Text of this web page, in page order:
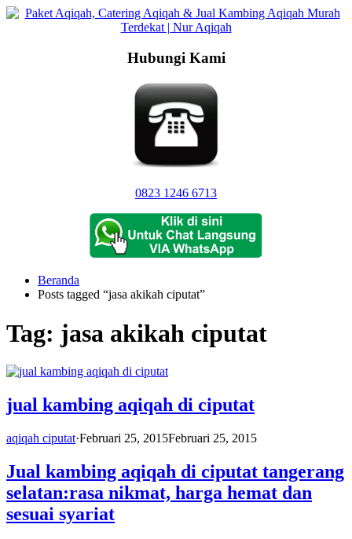
Langsung
Hubungi Kami
0823 1246 6713
Beranda
Posts tagged “jasa akikah ciputat”
Tag: jasa akikah ciputat
jual kambing aqiqah di ciputat
aqiqah ciputat·Februari 25, 2015Februari 25, 2015
Jual kambing aqiqah di ciputat tangerang
selatan:rasa nikmat, harga hemat dan
sesuai syariat